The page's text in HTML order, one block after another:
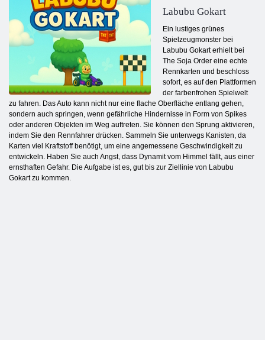
Labubu Gokart
Ein lustiges grünes
Spielzeugmonster bei
Labubu Gokart erhielt bei
The Soja Order eine echte
Rennkarten und beschloss
sofort, es auf den Plattformen
der farbenfrohen Spielwelt
zu fahren. Das Auto kann nicht nur eine flache Oberfläche entlang gehen,
sondern auch springen, wenn gefährliche Hindernisse in Form von Spikes
oder anderen Objekten im Weg auftreten. Sie können den Sprung aktivieren,
indem Sie den Rennfahrer drücken. Sammeln Sie unterwegs Kanisten, da
Karten viel Kraftstoff benötigt, um eine angemessene Geschwindigkeit zu
entwickeln. Haben Sie auch Angst, dass Dynamit vom Himmel fällt, aus einer
ernsthaften Gefahr. Die Aufgabe ist es, gut bis zur Ziellinie von Labubu
Gokart zu kommen.